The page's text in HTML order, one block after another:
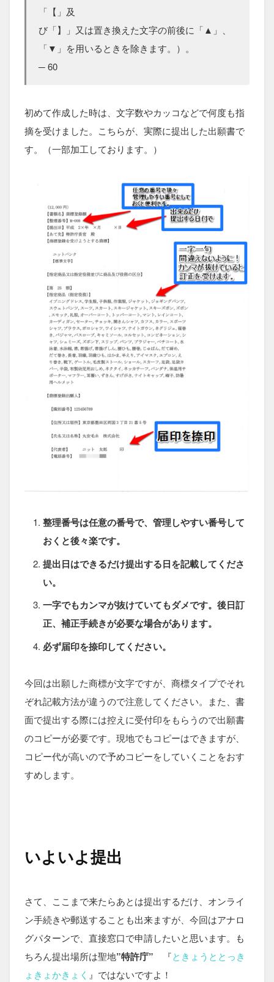
「【」及
び「】」又は置き換えた文字の前後に「▲」、
「▼」を用いるときを除きます。）。
─ 60
初めて作成した時は、文字数やカッコなどで何度も指
摘を受けました。こちらが、実際に提出した出願書で
す。（一部加工しております。）
整理番号は任意の番号で、管理しやすい番号して
おくと後々楽です。
提出日はできるだけ提出する日を記載してくださ
い。
一字でもカンマが抜けていてもダメです。後日訂
正、補正手続きが必要な場合があります。
必ず届印を捺印してください。
今回は出願した商標が文字ですが、商標タイプでそれ
ぞれ記載方法が違うので注意してください。また、書
面で提出する際には控えに受付印をもらうので出願書
のコピーが必要です。現地でもコピーはできますが、
コピー代が高いので予めコピーをしていくことをおす
すめします。
いよいよ提出
さて、ここまで来たらあとは提出するだけ、オンライ
ン手続きや郵送することも出来ますが、今回はアナロ
グパターンで、直接窓口で申請したいと思います。も
ちろん提出場所は聖地”特許庁” 『ときょうととっき
ょきょかきょく 』ではないですよ！